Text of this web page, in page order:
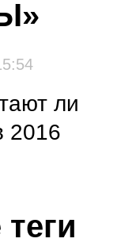
ли
2016